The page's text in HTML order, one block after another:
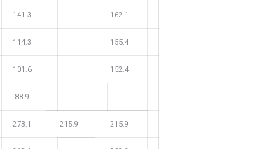
141.3 162.1
114.3 155.4
101.6 152.4
88.9
273.1 215.9 215.9